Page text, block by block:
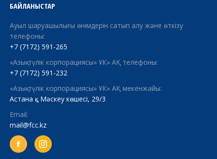
БАЙЛАНЫСТАР
Ауыл шаруашылығы өнімдерін сатып алу және өткізу
телефоны:
+7 (7172) 591-265
«Азық-түлік корпорациясы» ҰК» АҚ телефоны:
+7 (7172) 591-232
«Азық-түлік корпорациясы» ҰК» АҚ мекенжайы:
Астана қ., Мәскеу көшесі, 29/3
Email:
mail@fcc.kz
Facebook